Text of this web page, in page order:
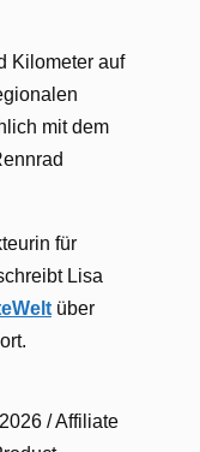
Kilometer auf
mit dem
für
Lisa
über
/ Affiliate